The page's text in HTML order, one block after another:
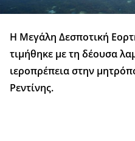
Η Μεγάλη Δεσποτική
τιμήθηκε με τη δέουσα
ιεροπρέπεια στην
Ρεντίνης.